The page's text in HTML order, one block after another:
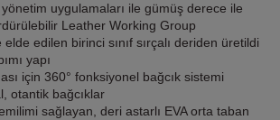
uygulamaları ile gümüş derece ile
Leather Working Group
edilen birinci sınıf sırçalı deriden üretildi
yapı
için 360° fonksiyonel bağcık sistemi
otantik bağcıklar
sağlayan, deri astarlı EVA orta taban